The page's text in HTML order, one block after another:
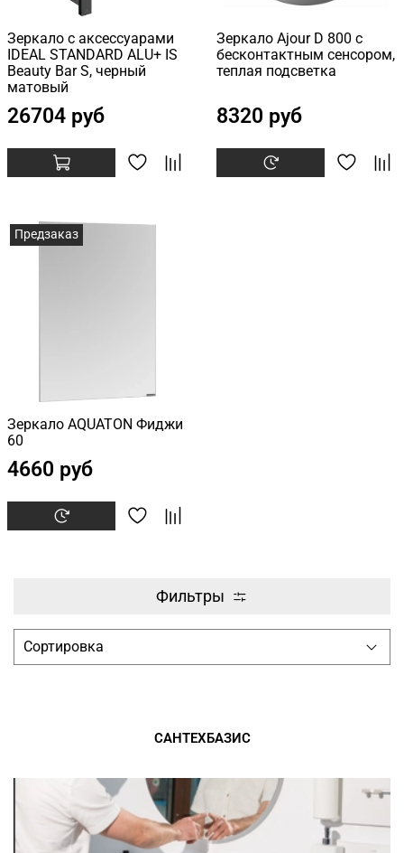
Зеркало с аксессуарами
IDEAL STANDARD ALU+ IS
Beauty Bar S, черный
матовый
26704 руб
Зеркало Ajour D 800 с
бесконтактным сенсором,
теплая подсветка
8320 руб
Предзаказ
Зеркало AQUATON Фиджи
60
4660 руб
Фильтры
САНТЕХБАЗИС